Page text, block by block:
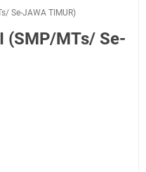
Se-JAWA TIMUR)
(SMP/MTs/ Se-